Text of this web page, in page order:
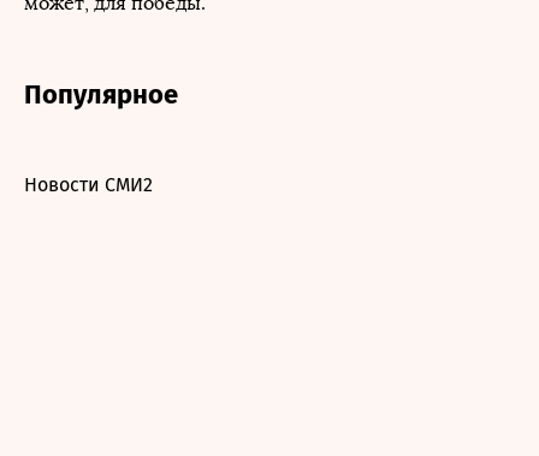
Популярное
Новости СМИ2